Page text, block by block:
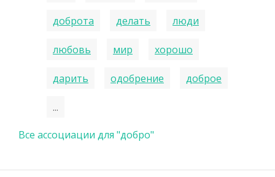
доброта делать люди
любовь мир хорошо
дарить одобрение доброе
...
Все ассоциации для "добро"